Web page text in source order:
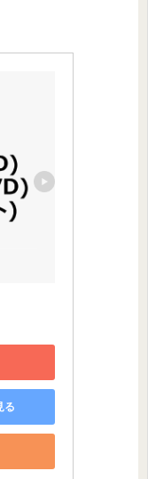
る